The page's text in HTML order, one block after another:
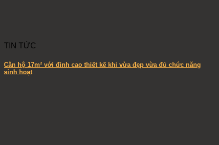
TIN TỨC
Căn hộ 17m² với đỉnh cao thiết kế khi vừa đẹp vừa đủ chức năng
sinh hoạt